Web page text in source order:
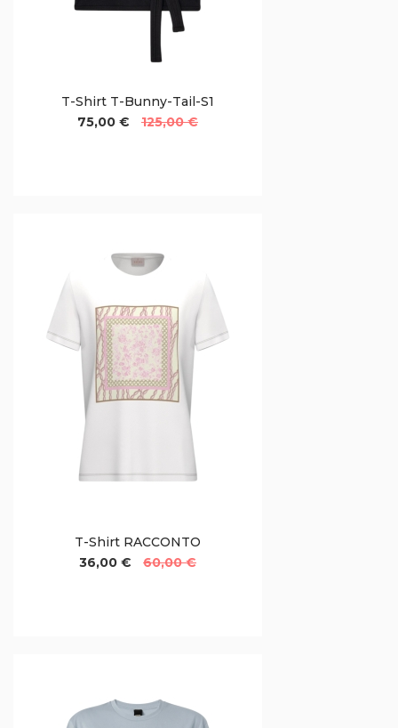
T-Shirt T-Bunny-Tail-S1
75,00 €
125,00 €
T-Shirt RACCONTO
36,00 €
60,00 €